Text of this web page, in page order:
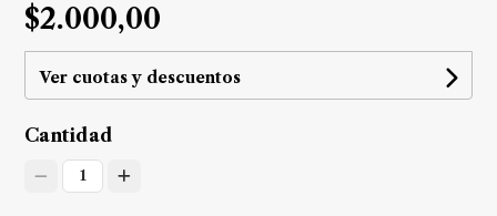
$2.000,00
Ver cuotas y descuentos
Cantidad
1